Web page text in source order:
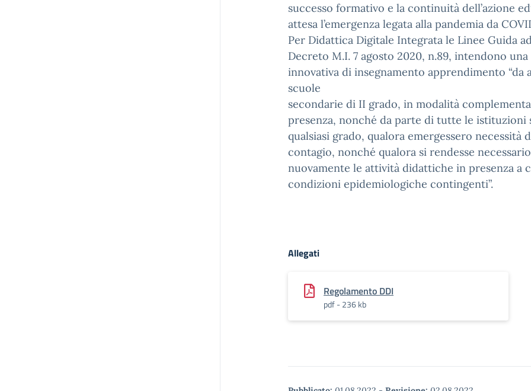
successo formativo e la continuità dell’azione
attesa l’emergenza legata alla pandemia da
Per Didattica Digitale Integrata le Linee Guida
Decreto M.I. 7 agosto 2020, n.89, intendono
innovativa di insegnamento apprendimento “da
scuole
secondarie di II grado, in modalità
presenza, nonché da parte di tutte le istituzioni
qualsiasi grado, qualora emergessero necessità
contagio, nonché qualora si rendesse
nuovamente le attività didattiche in presenza a
condizioni epidemiologiche contingenti”.
Allegati
Regolamento DDI
pdf - 236 kb